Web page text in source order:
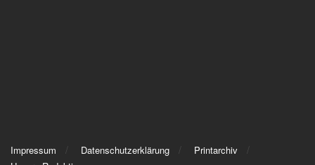
Impressum Datenschutzerklärung
Printarchiv